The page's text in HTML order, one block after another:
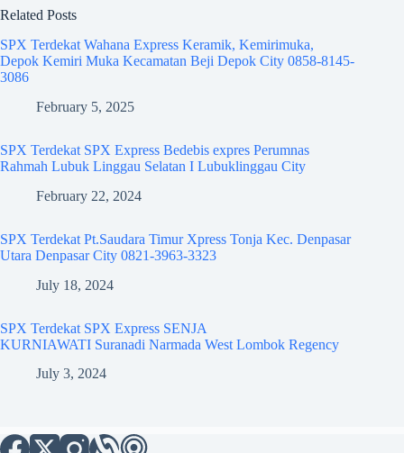
Related Posts
SPX Terdekat Wahana Express Keramik, Kemirimuka,
Depok Kemiri Muka Kecamatan Beji Depok City 0858-8145-
3086
February 5, 2025
SPX Terdekat SPX Express Bedebis expres Perumnas
Rahmah Lubuk Linggau Selatan I Lubuklinggau City
February 22, 2024
SPX Terdekat Pt.Saudara Timur Xpress Tonja Kec. Denpasar
Utara Denpasar City 0821-3963-3323
July 18, 2024
SPX Terdekat SPX Express SENJA
KURNIAWATI Suranadi Narmada West Lombok Regency
July 3, 2024